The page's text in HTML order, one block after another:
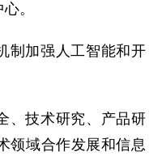
。
加强人工智能和开
技术研究、产品研
领域合作发展和信息